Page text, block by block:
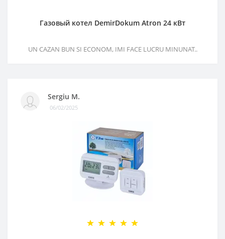
Газовый котел DemirDokum Atron 24 кВт
UN CAZAN BUN SI ECONOM, IMI FACE LUCRU MINUNAT..
Sergiu M.
06/02/2025